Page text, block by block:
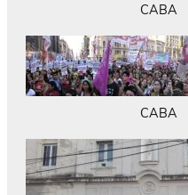
CABA
CABA